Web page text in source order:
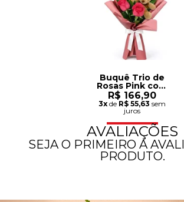
Buquê Trio de
Rosas Pink com
Urso
Chaveirinho
R$ 166,90
3xde R$ 55,63 sem
juros
AVALIAÇÕES
SEJA O PRIMEIRO A
PRODUTO.